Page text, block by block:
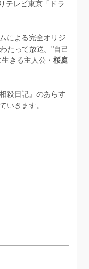
テレビ東京「ドラ
による完全オリジ
たって放送。"自己
きる主人公・ 桜庭
殺日記』のあらす
いきます。